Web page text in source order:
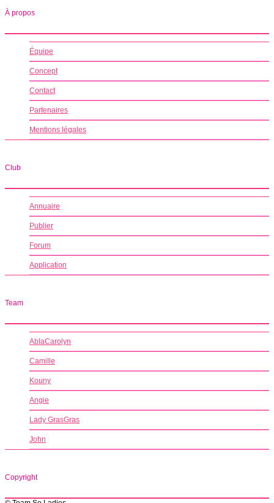
À propos
Équipe
Concept
Contact
Partenaires
Mentions légales
Club
Annuaire
Publier
Forum
Application
Team
AblaCarolyn
Camille
Kouny
Angie
Lady GrasGras
John
Copyright